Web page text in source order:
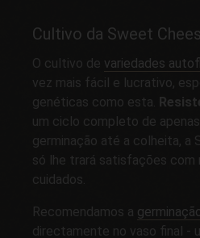
Cultivo da Sweet
O cultivo de variedades
vez mais fácil e lucrativo,
genéticas como esta.
um ciclo completo de
germinação até a colheita, a
só lhe trará satisfações com
cuidados.
Recomendamos a
directamente no vaso final -